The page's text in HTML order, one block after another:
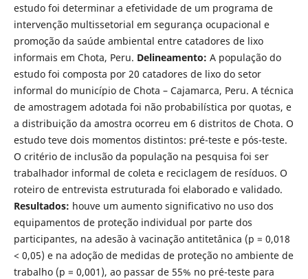
estudo foi determinar a efetividade de um programa de
intervenção multissetorial em segurança ocupacional e
promoção da saúde ambiental entre catadores de lixo
informais em Chota, Peru. Delineamento: A população do
estudo foi composta por 20 catadores de lixo do setor
informal do município de Chota – Cajamarca, Peru. A técnica
de amostragem adotada foi não probabilística por quotas, e
a distribuição da amostra ocorreu em 6 distritos de Chota. O
estudo teve dois momentos distintos: pré-teste e pós-teste.
O critério de inclusão da população na pesquisa foi ser
trabalhador informal de coleta e reciclagem de resíduos. O
roteiro de entrevista estruturada foi elaborado e validado.
Resultados: houve um aumento significativo no uso dos
equipamentos de proteção individual por parte dos
participantes, na adesão à vacinação antitetânica (p = 0,018
< 0,05) e na adoção de medidas de proteção no ambiente de
trabalho (p = 0,001), ao passar de 55% no pré-teste para